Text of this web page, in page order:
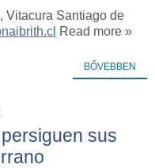
Vitacura Santiago de
Read more »
BŐVEBBEN
sus